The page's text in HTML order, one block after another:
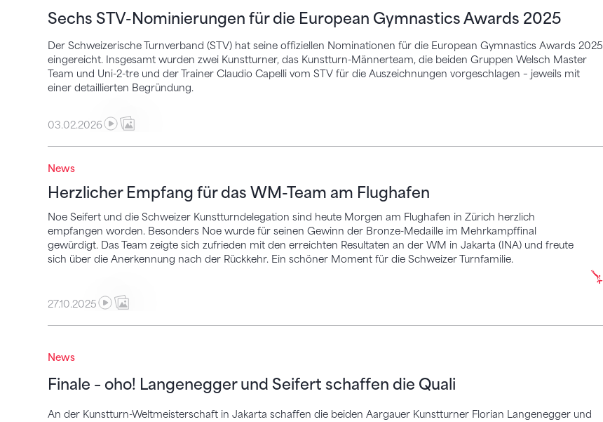
Sechs STV-Nominierungen für die European Gymnastics Awards 2025
Der Schweizerische Turnverband (STV) hat seine offiziellen Nominationen für die European Gymnastics Awards 2025
eingereicht. Insgesamt wurden zwei Kunstturner, das Kunstturn-Männerteam, die beiden Gruppen Welsch Master
Team und Uni-2-tre und der Trainer Claudio Capelli vom STV für die Auszeichnungen vorgeschlagen – jeweils mit
einer detaillierten Begründung.
03.02.2026
News
Herzlicher Empfang für das WM-Team am Flughafen
Noe Seifert und die Schweizer Kunstturndelegation sind heute Morgen am Flughafen in Zürich herzlich
empfangen worden. Besonders Noe wurde für seinen Gewinn der Bronze-Medaille im Mehrkampffinal
gewürdigt. Das Team zeigte sich zufrieden mit den erreichten Resultaten an der WM in Jakarta (INA) und freute
sich über die Anerkennung nach der Rückkehr. Ein schöner Moment für die Schweizer Turnfamilie.
Herzlicher Empfang für das WM-Team am Flughafen
27.10.2025
News
Finale – oho! Langenegger und Seifert schaffen die Quali
An der Kunstturn-Weltmeisterschaft in Jakarta schaffen die beiden Aargauer Kunstturner Florian Langenegger und